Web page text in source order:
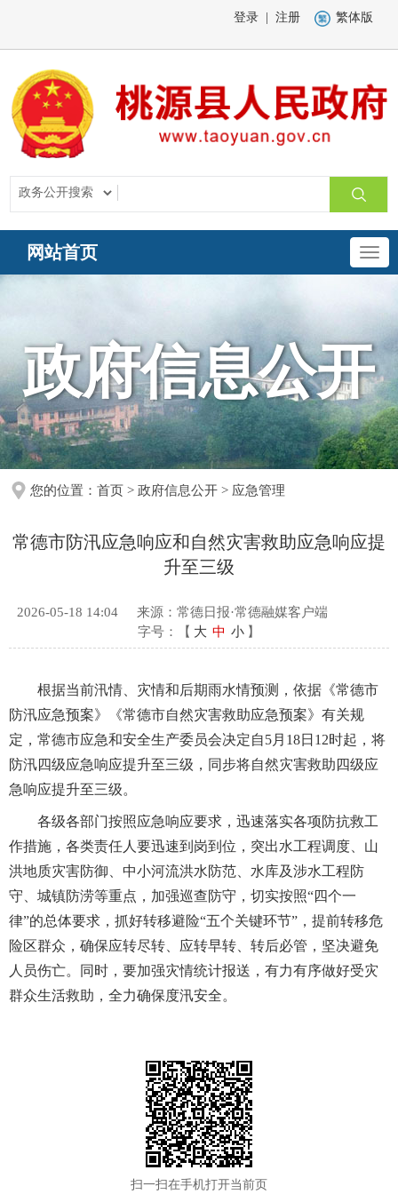
登录 注册 繁体版
网站首页
政府信息公开
您的位置： 首页 > 政府信息公开 > 应急管理
常德市防汛应急响应和自然灾害救助应急响应提
升至三级
2026-05-18 14:04
来源：常德日报·常德融媒客户端
字号：【 大 中 小 】
根据当前汛情、灾情和后期雨水情预测，依据《常德市
防汛应急预案》《常德市自然灾害救助应急预案》有关规
定，常德市应急和安全生产委员会决定自5月18日12时起，将
防汛四级应急响应提升至三级，同步将自然灾害救助四级应
急响应提升至三级。
各级各部门按照应急响应要求，迅速落实各项防抗救工
作措施，各类责任人要迅速到岗到位，突出水工程调度、山
洪地质灾害防御、中小河流洪水防范、水库及涉水工程防
守、城镇防涝等重点，加强巡查防守，切实按照“四个一
律”的总体要求，抓好转移避险“五个关键环节”，提前转移危
险区群众，确保应转尽转、应转早转、转后必管，坚决避免
人员伤亡。同时，要加强灾情统计报送，有力有序做好受灾
群众生活救助，全力确保度汛安全。
扫一扫在手机打开当前页